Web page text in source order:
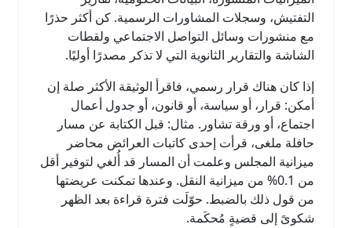
التفتيش، وسجلات المشاورات الرسمية. كن أكثر حذرًا
مع منشورات وسائل التواصل الاجتماعي ولقطات
الشاشة والتقارير الثانوية التي لا تذكر مصدرًا أوليًا.
إذا كان هناك قرار رسمي، فاقرأ الوثيقة الأكثر صلة إن
أمكن: قرار، أو سياسة، أو قانون، أو جدول أعمال
اجتماع، أو ورقة تشاور. مثال: قبل الكتابة عن مسار
حافلة ملغى، قرأت إحدى كاتبات العرائض محاضر
ميزانية المجلس وعلمت أن المسار قد أُلغي لتوفير أقل
من 0.1% من ميزانية النقل. وعندها تمكنت عريضتها
من قول ذلك بالضبط. حوّلَت فترة قراءة بعد الظهر
شكوىً إلى قضيةٍ مُحكَمة.